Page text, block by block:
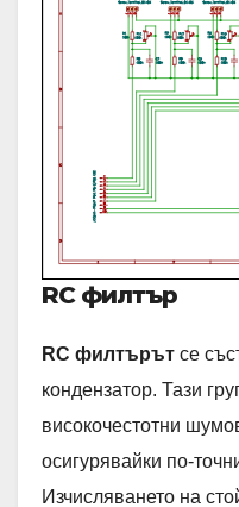
RC филтър
RC филтърът се
кондензатор. Тази
високочестотни
осигурявайки по-
Изчисляването на